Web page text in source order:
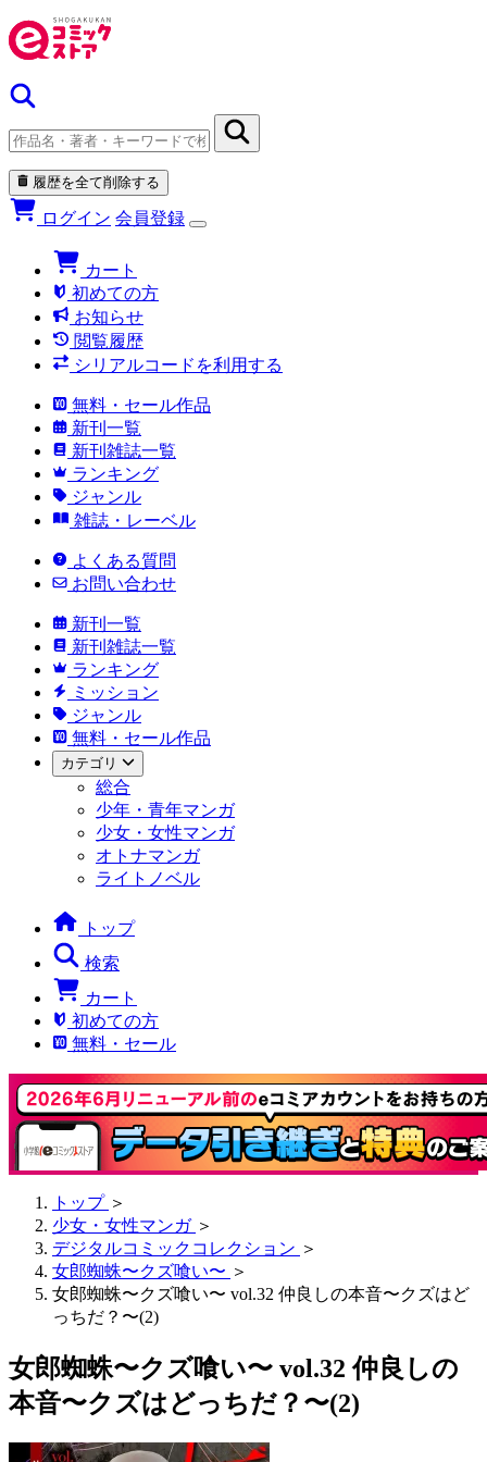
履歴を全て削除する
ログイン 会員登録
カート
初めての方
お知らせ
閲覧履歴
シリアルコードを利用する
無料・セール作品
新刊一覧
新刊雑誌一覧
ランキング
ジャンル
雑誌・レーベル
よくある質問
お問い合わせ
新刊一覧
新刊雑誌一覧
ランキング
ミッション
ジャンル
無料・セール作品
カテゴリ
総合
少年・青年マンガ
少女・女性マンガ
オトナマンガ
ライトノベル
トップ
検索
カート
初めての方
無料・セール
トップ ＞
少女・女性マンガ ＞
デジタルコミックコレクション ＞
女郎蜘蛛〜クズ喰い〜 ＞
女郎蜘蛛〜クズ喰い〜 vol.32 仲良しの本音〜クズはど
っちだ？〜(2)
女郎蜘蛛〜クズ喰い〜 vol.32 仲良しの
本音〜クズはどっちだ？〜(2)